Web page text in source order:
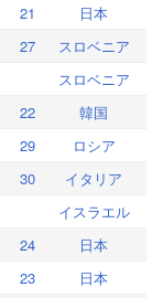
21
日本
27
スロベニア
スロベニア
22
韓国
29
ロシア
30
イタリア
イスラエル
24
日本
23
日本